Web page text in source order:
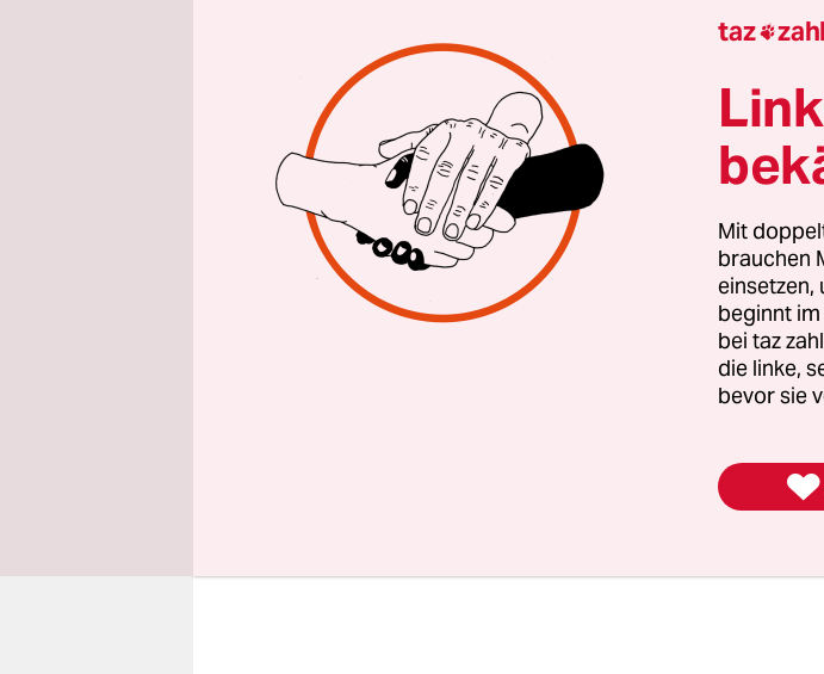
Klassentreffen, als Marcel auf das
einmal beim Sommerfest sei jemand
in Neuendorf, in Jessern, in Karow.
jemals zu sehen.“ „Und immer der
dazwischen. „Und es gab auch
sagt Marcel. „Dabei war das der erste
schaltet Bianca sich ein. „Genau“,
taz 
Mit
brauchen
einsetzen,
beginnt
bei taz
die linke,
bevor sie
